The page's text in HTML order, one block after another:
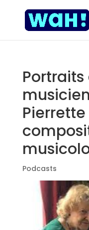
Portraits
Podcasts